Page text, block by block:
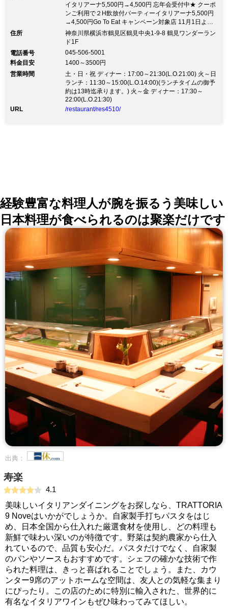
ンジジュース、グレープフルーツジュー
ス）
イタリアーナ5,500円→4,500円 忘年会受付中★ クーポ
ンご利用で２H飲放付パーティーイタリアーナ5,500円
→4,500円Go To Eat キャンペーン対象店 11月1日より
ご希望のお客様に金色の午後オリジナルデザインのマス
クケースをプレゼントいたします☆ マスクケースは抗
いませ。 マスクケースはなくなり次第終了となります
のでご了承くださいませ。 お客様のご来店心よりお待
ちしております。
住所
神奈川県横浜市鶴見区鶴見中央1-9-8 鶴見ワンダーラン
ド1F
電話番号
045-506-5001
料金目安
1400～3500円
営業時間
土・日・祝 ディナー：17:00～21:30(L.O.21:00) 火～日
ランチ：11:30～15:00(L.O.14:00)(ランチタイムの御予
約は13時迄承ります。) 火～金 ディナー：17:30～
22:00(L.O.21:30)
URL
/restaurant/res4510/
経験豊富な料理人が腕を振るう美味しい
日本料理が食べられるのは聚楽だけです
出典：
寿楽
4.1
美味しいイタリアンダイニングをお探しなら、TRATTORIA
9 Noveはいかがでしょうか。自家製手打ちパスタをはじ
め、日本全国から仕入れた厳選食材を使用し、どの料理も
新鮮で味わい深いのが特徴です。野菜は契約農家から仕入
れているので、品質も安心だ。パスタだけでなく、自家製
のパンやソースもおすすめです。シェフの確かな技術で作
られた料理は、きっと喜ばれることでしょう。また、カウ
ンター9席のアットホームな空間は、友人との気軽な集まり
にぴったり。この店のために特別に輸入された、世界的に
有名なイタリアワインもぜひ味わってみてほしい。